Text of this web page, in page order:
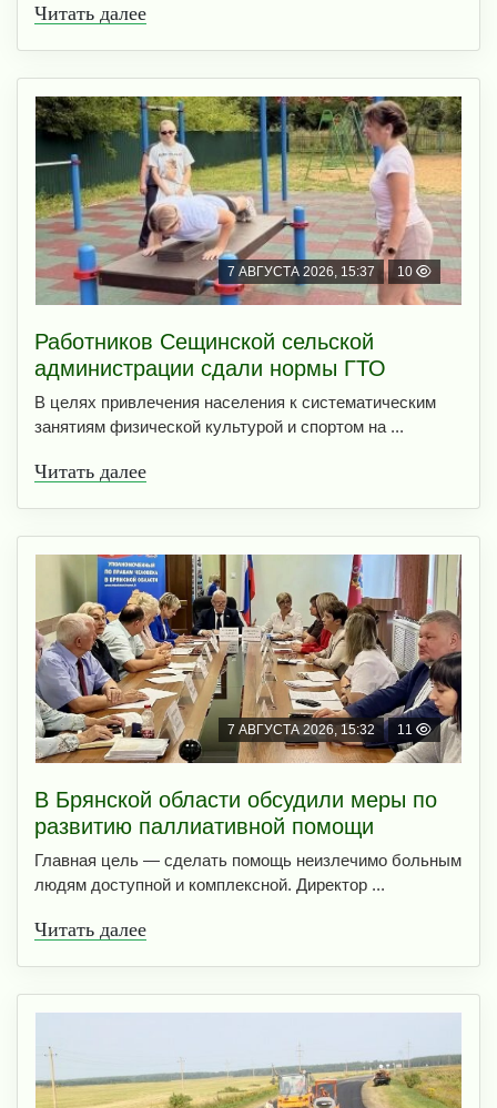
Читать далее
7 АВГУСТА 2026, 15:37 10
Работников Сещинской сельской
администрации сдали нормы ГТО
В целях привлечения населения к систематическим
занятиям физической культурой и спортом на ...
Читать далее
7 АВГУСТА 2026, 15:32 11
В Брянской области обсудили меры по
развитию паллиативной помощи
Главная цель — сделать помощь неизлечимо больным
людям доступной и комплексной. Директор ...
Читать далее